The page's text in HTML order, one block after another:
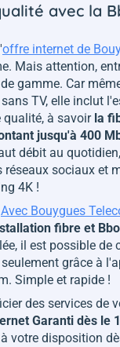
avec la
offre internet de
Mais attention,
gamme. Car
TV, elle inclut
qualité, à savoir la
jusqu'à 400
débit au
réseaux sociaux et
4K !
Avec Bouygues
fibre et
il est possible de
grâce à
Simple et rapide !
des services de
Garanti dès le 1
votre disposition